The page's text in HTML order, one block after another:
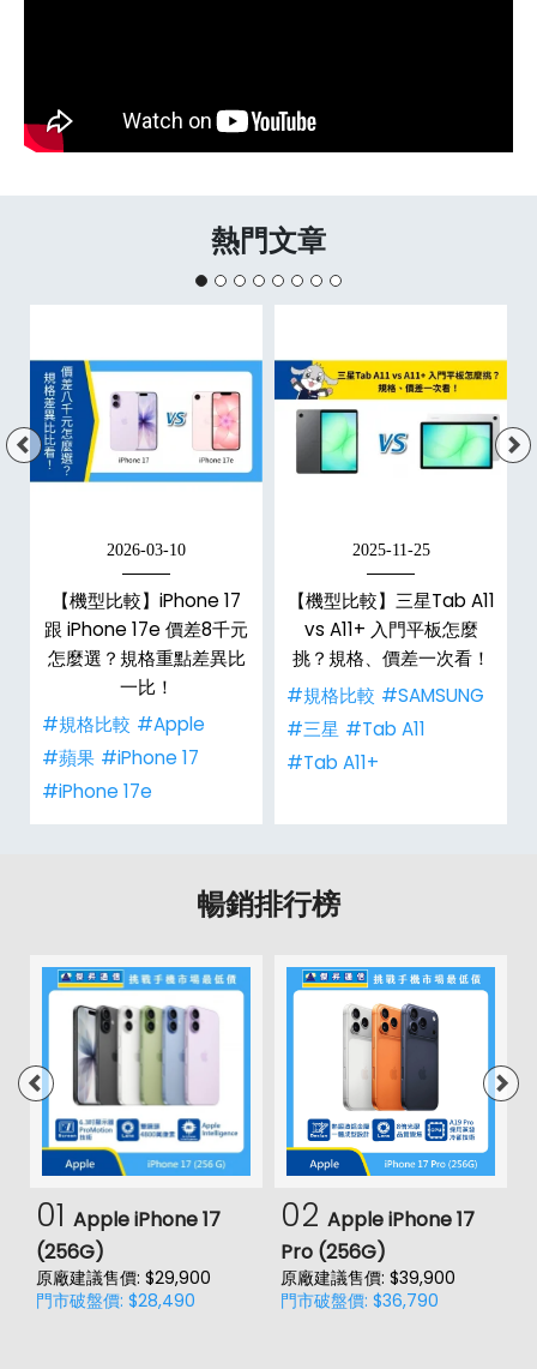
熱門文章
2026-03-10
【機型比較】iPhone 17
跟 iPhone 17e 價差8千元
怎麼選？規格重點差異比
一比！
#規格比較 #Apple
#蘋果 #iPhone 17
#iPhone 17e
2025-11-25
【機型比較】三星Tab A11
vs A11+ 入門平板怎麼
挑？規格、價差一次看！
#規格比較 #SAMSUNG
#三星 #Tab A11
#Tab A11+
暢銷排行榜
01 Apple iPhone 17
(256G)
原廠建議售價: $29,900
門市破盤價: $28,490
02 Apple iPhone 17
Pro (256G)
原廠建議售價: $39,900
門市破盤價: $36,790